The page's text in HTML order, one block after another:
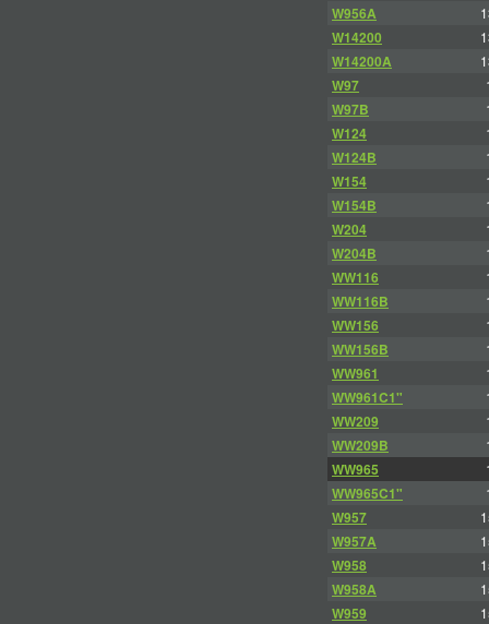
W956A
W14200
W14200A
W97
W97B
W124
W124B
W154
W154B
W204
W204B
WW116
WW116B
WW156
WW156B
WW961
WW961C1"
WW209
WW209B
WW965
WW965C1"
W957
W957A
W958
W958A
W959